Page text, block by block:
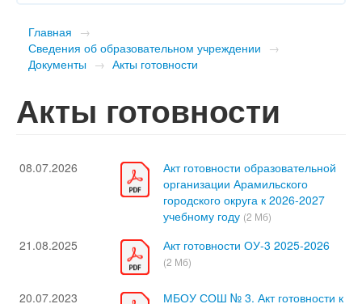
Главная →
Сведения об образовательном учреждении →
Документы → Акты готовности
Акты готовности
08.07.2026
Акт готовности образовательной
организации Арамильского
городского округа к 2026-2027
учебному году (2 Мб)
21.08.2025 Акт готовности ОУ-3 2025-2026
(2 Мб)
20.07.2023
МБОУ СОШ № 3. Акт готовности к